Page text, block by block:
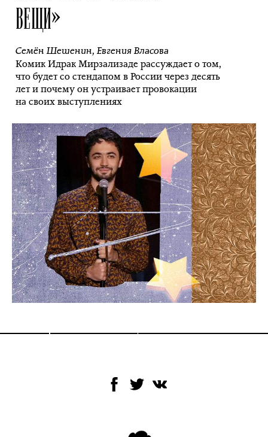
ВЕЩИ»
Семён Шешенин,Евгения Власова
Комик Идрак Мирзализаде рассуждает о том,
что будет со стендапом в России через десять
лет и почему он устраивает провокации
на своих выступлениях